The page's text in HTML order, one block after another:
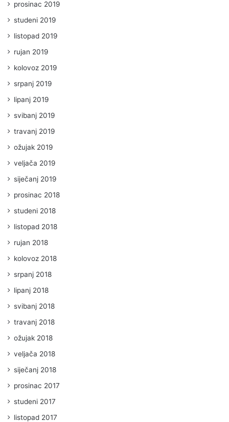
prosinac 2019
studeni 2019
listopad 2019
rujan 2019
kolovoz 2019
srpanj 2019
lipanj 2019
svibanj 2019
travanj 2019
ožujak 2019
veljača 2019
siječanj 2019
prosinac 2018
studeni 2018
listopad 2018
rujan 2018
kolovoz 2018
srpanj 2018
lipanj 2018
svibanj 2018
travanj 2018
ožujak 2018
veljača 2018
siječanj 2018
prosinac 2017
studeni 2017
listopad 2017